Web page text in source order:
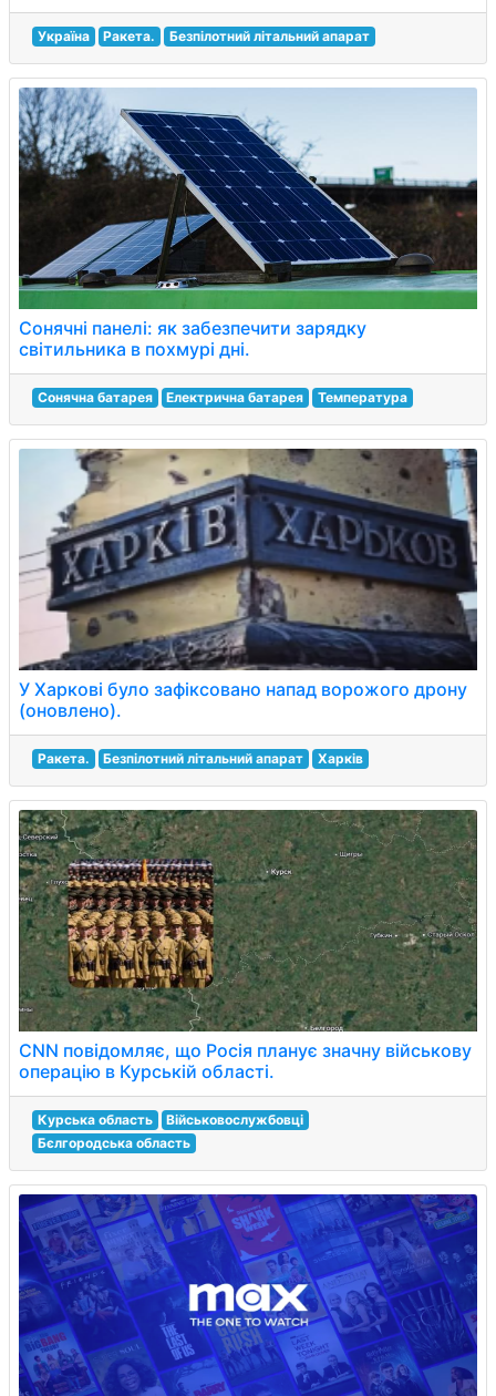
Україна Ракета. Безпілотний літальний апарат
Сонячні панелі: як забезпечити зарядку
світильника в похмурі дні.
Сонячна батарея Електрична батарея Температура
У Харкові було зафіксовано напад ворожого дрону
(оновлено).
Ракета. Безпілотний літальний апарат Харків
CNN повідомляє, що Росія планує значну військову
операцію в Курській області.
Курська область
Військовослужбовці
Бєлгородська область